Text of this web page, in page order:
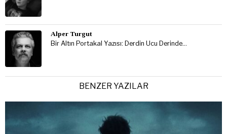
Alper Turgut
Bir Altın Portakal Yazısı: Derdin Ucu Derinde…
BENZER YAZILAR